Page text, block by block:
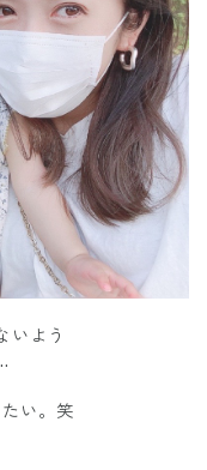
いよう
い。笑